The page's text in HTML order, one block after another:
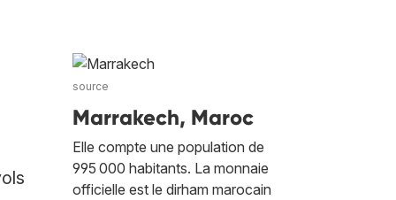
source
Marrakech, Maroc
Elle compte une population de
995 000 habitants. La monnaie
officielle est le dirham marocain